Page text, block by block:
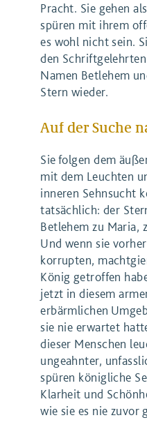
Pracht. Sie gehen
spüren mit ihrem
es wohl nicht sein.
den
Namen Betlehem
Stern wieder.
Auf der Suche
Sie folgen dem
mit dem Leuchten
inneren Sehnsucht
tatsächlich: der
Betlehem zu Maria,
Und wenn sie
korrupten,
König getroffen
jetzt in diesem
erbärmlichen
sie nie erwartet
dieser Menschen
ungeahnter,
spüren königliche
Klarheit und
wie sie es nie zuvor